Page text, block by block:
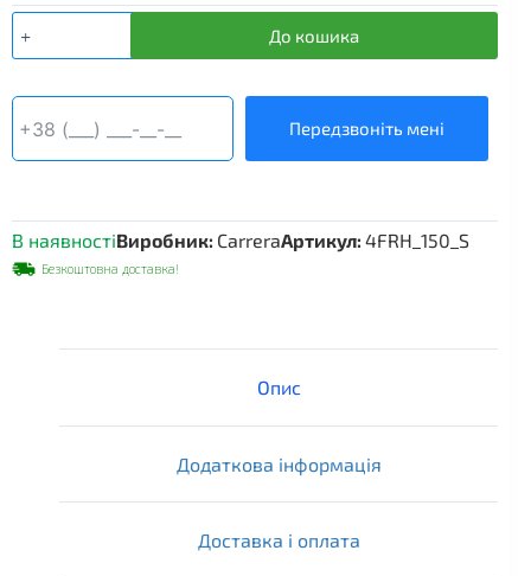
Carrera
4FRH
кількість
До кошика
Передзвоніть мені
В наявностіВиробник: CarreraАртикул: 4FRH_150_S
Безкоштовна доставка!
Опис
Додаткова інформація
Доставка і оплата